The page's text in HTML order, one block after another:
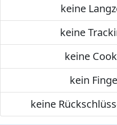
keine
keine
keine
kein
keine